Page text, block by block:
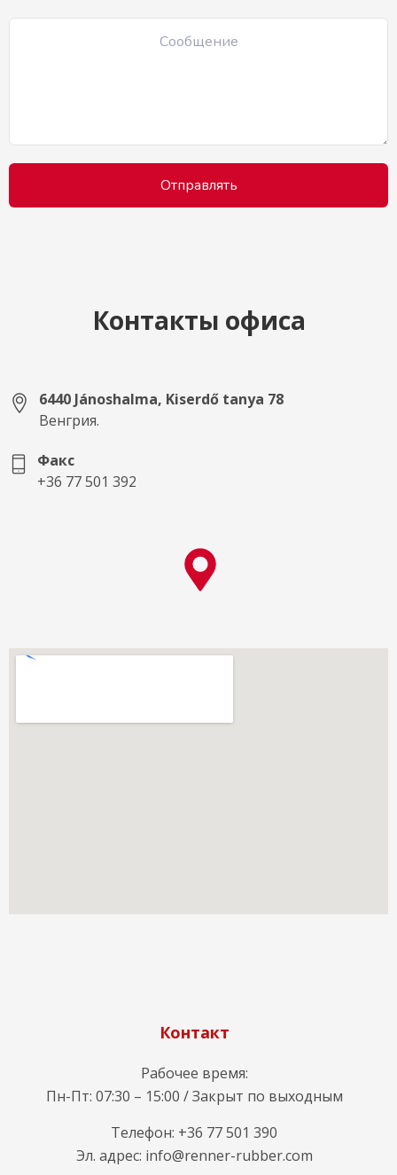
Контакты офиса
6440 Jánoshalma, Kiserdő tanya 78
Венгрия.
Факс
+36 77 501 392
Контакт
Рабочее время:
Пн-Пт: 07:30 – 15:00 / Закрыт по выходным
Телефон: +36 77 501 390
Эл. адрес: info@renner-rubber.com